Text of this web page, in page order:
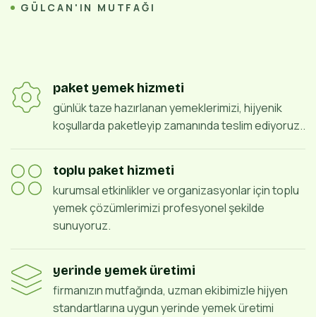
GÜLCAN'IN MUTFAĞI
paket yemek hizmeti
günlük taze hazırlanan yemeklerimizi, hijyenik
koşullarda paketleyip zamanında teslim ediyoruz..
toplu paket hizmeti
kurumsal etkinlikler ve organizasyonlar için toplu
yemek çözümlerimizi profesyonel şekilde
sunuyoruz.
yerinde yemek üretimi
firmanızın mutfağında, uzman ekibimizle hijyen
standartlarına uygun yerinde yemek üretimi